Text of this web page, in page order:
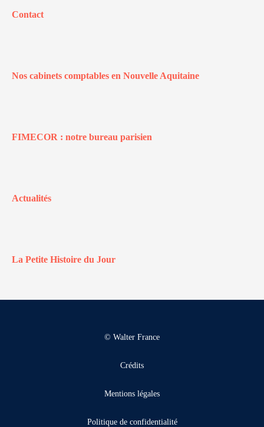
Contact
Nos cabinets comptables en Nouvelle Aquitaine
FIMECOR : notre bureau parisien
Actualités
La Petite Histoire du Jour
© Walter France
Crédits
Mentions légales
Politique de confidentialité